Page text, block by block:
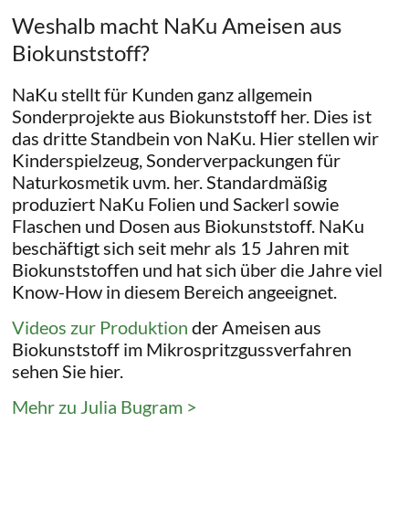
Weshalb macht NaKu Ameisen aus
Biokunststoff?
NaKu stellt für Kunden ganz allgemein
Sonderprojekte aus Biokunststoff her. Dies ist
das dritte Standbein von NaKu. Hier stellen wir
Kinderspielzeug, Sonderverpackungen für
Naturkosmetik uvm. her. Standardmäßig
produziert NaKu Folien und Sackerl sowie
Flaschen und Dosen aus Biokunststoff. NaKu
beschäftigt sich seit mehr als 15 Jahren mit
Biokunststoffen und hat sich über die Jahre viel
Know-How in diesem Bereich angeeignet.
Videos zur Produktion der Ameisen aus
Biokunststoff im Mikrospritzgussverfahren
sehen Sie hier.
Mehr zu Julia Bugram >